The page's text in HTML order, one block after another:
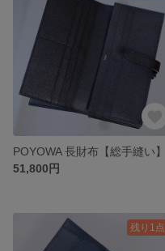
POYOWA 長財布【総手縫い】
51,800円
残り1点